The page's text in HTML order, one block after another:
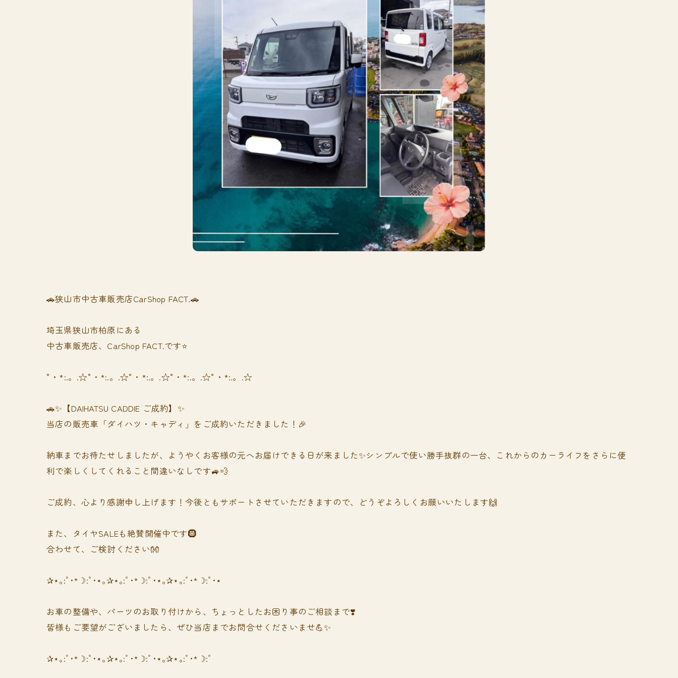
🚗狭山市中古車販売店CarShop FACT.🚗
埼玉県狭山市柏原にある
中古車販売店、CarShop FACT.です⭐️
°・*:.。.☆°・*:.。.☆°・*:.。.☆°・*:.。.☆°・*:.。.☆
🚗✨【DAIHATSU CADDIE ご成約】✨
当店の販売車「ダイハツ・キャディ」をご成約いただきました！🎉
納車までお待たせしましたが、ようやくお客様の元へお届けできる日が来ました✨シンプルで使い勝手抜群の一台、これからのカーライフをさらに便
利で楽しくしてくれること間違いなしです🚙💨
ご成約、心より感謝申し上げます！今後ともサポートさせていただきますので、どうぞよろしくお願いいたします🙌
また、タイヤSALEも絶賛開催中です🛞
合わせて、ご検討ください👐
✰⋆｡:ﾟ･*☽:ﾟ･⋆｡✰⋆｡:ﾟ･*☽:ﾟ･⋆｡✰⋆｡:ﾟ･*☽:ﾟ･⋆
お車の整備や、パーツのお取り付けから、ちょっとしたお困り事のご相談まで❣️
皆様もご要望がございましたら、ぜひ当店までお問合せくださいませ💪✨
✰⋆｡:ﾟ･*☽:ﾟ･⋆｡✰⋆｡:ﾟ･*☽:ﾟ･⋆｡✰⋆｡:ﾟ･*☽:ﾟ